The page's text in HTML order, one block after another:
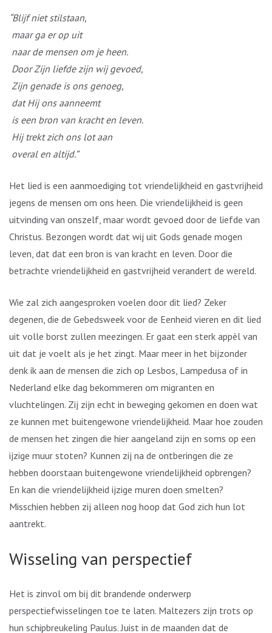
“Blijf niet stilstaan,
maar ga er op uit
naar de mensen om je heen.
Door Zijn liefde zijn wij gevoed,
Zijn genade is ons genoeg,
dat Hij ons aanneemt
is een bron van kracht en leven.
Hij trekt zich ons lot aan
overal en altijd.”
Het lied is een aanmoediging tot vriendelijkheid en gastvrijheid
jegens de mensen om ons heen. Die vriendelijkheid is geen
uitvinding van onszelf, maar wordt gevoed door de liefde van
Christus. Bezongen wordt dat wij uit Gods genade mogen
leven, dat dat een bron is van kracht en leven. Door die
betrachte vriendelijkheid en gastvrijheid verandert de wereld.
Wie zal zich aangesproken voelen door dit lied? Zeker
degenen, die de Gebedsweek voor de Eenheid vieren en dit lied
uit volle borst zullen meezingen. Er gaat een sterk appèl van
uit dat je voelt als je het zingt. Maar meer in het bijzonder
denk ik aan de mensen die zich op Lesbos, Lampedusa of in
Nederland elke dag bekommeren om migranten en
vluchtelingen. Zij zijn echt in beweging gekomen en doen wat
ze kunnen met buitengewone vriendelijkheid. Maar hoe zouden
de mensen het zingen die hier aangeland zijn en soms op een
ijzige muur stoten? Kunnen zij na de ontberingen die ze
hebben doorstaan buitengewone vriendelijkheid opbrengen?
En kan die vriendelijkheid ijzige muren doen smelten?
Misschien hebben zij alleen nog hoop dat God zich hun lot
aantrekt.
Wisseling van perspectief
Het is zinvol om bij dit brandende onderwerp
perspectiefwisselingen toe te laten. Maltezers zijn trots op
hun schipbreukeling Paulus. Juist in de maanden dat de